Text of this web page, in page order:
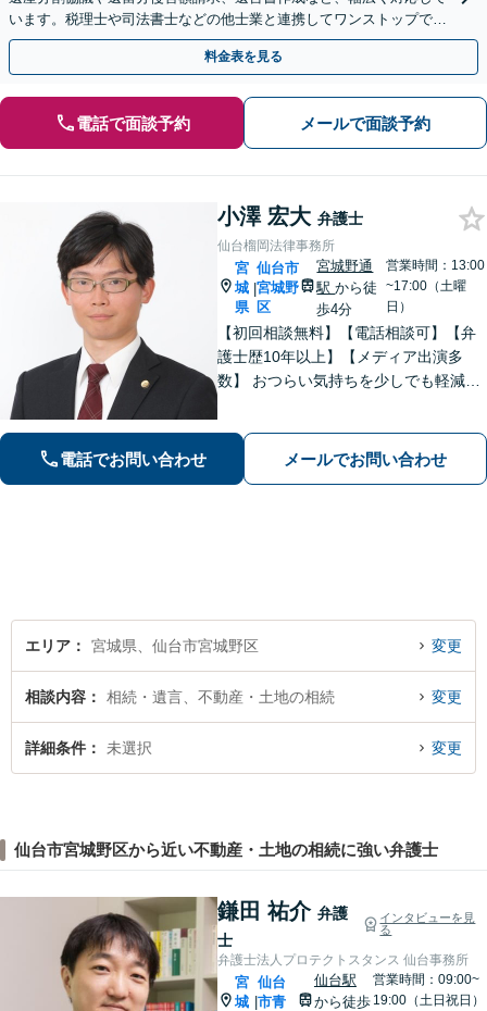
います。税理士や司法書士などの他士業と連携してワンストップでの
解決が可能です。ぜひご相談ください。
料金表を見る
電話で面談予約 メールで面談予約
小澤 宏大 弁護士
仙台榴岡法律事務所
宮
城
県
|
仙台市
宮城野
区
宮城野通
駅から徒
歩4分
営業時間：13:00
~17:00（土曜
日）
【初回相談無料】【電話相談可】【弁
護士歴10年以上】【メディア出演多
数】 おつらい気持ちを少しでも軽減し
用は契約前に分かりやすくご説明しま
す。一度ご相談ください【夜間・休日
電話でお問い合わせ メールでお問い合わせ
エリア 宮城県、仙台市宮城野区 変更
相談内容 相続・遺言、不動産・土地の相続 変更
詳細条件 未選択 変更
仙台市宮城野区から近い不動産・土地の相続に強い弁護士
鎌田 祐介 弁護
士
インタビューを見
る
弁護士法人プロテクトスタンス 仙台事務所
宮
城
仙台
市青
仙台駅
から徒歩
営業時間：09:00~
19:00（土日祝日）